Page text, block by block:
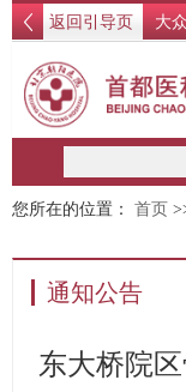
返回引导页 大
您所在的位置： 首页
通知公告
东大桥院